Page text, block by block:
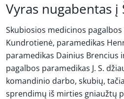
Vyras nugabentas į
Skubiosios medicinos
Kundrotienė, paramedikas
paramedikas Dainius Brencius
pagalbos paramedikas J. S.
komandinio darbo, skubių,
sprendimų iš mirties gniaužtų